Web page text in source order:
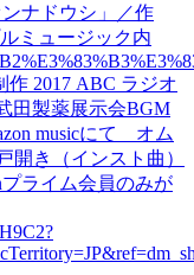
ナドウシ」／作
ミュージック内
2017 ABC ラジオ
製薬展示会BGM
musicにて オム
開き（インスト曲）
ライム会員のみが